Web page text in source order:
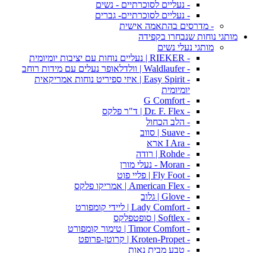
- נעליים לסוכרתיים - נשים
- נעליים לסוכרתיים- גברים
- מדרסים בהתאמה אישית
מותגי נוחות שנבחרו בקפידה
מותגי נעלי נשים
- RIEKER | נעליים נוחות עם יציבות יומיומית
- Waldlaufer | וולדלאופר נעלים עם מידות רוחב
- Easy Spirit | איזי ספיריט נוחות אמריקאית
יומיומית
- G Comfort
- Dr. F. Flex | ד"ר פלקס
- הלב הכחול
- Suave | סווב
- I Ara ארא
- Rohde | רודה
- Moran - נעלי מורן
- Fly Foot | פליי פוט
- American Flex | אמריקו פלקס
- Glove | גלוב
- Lady Comfort | ליידי קומפורט
- Softlex | סופטפלקס
- Timor Comfort | טימור קומפורט
- Kroten-Propet | קרוטן-פרופט
- טבע מבית נאות